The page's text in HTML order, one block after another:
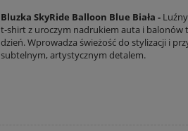
Bluzka SkyRide Balloon Blue Biała -
t-shirt z uroczym nadrukiem auta i balonów
dzień. Wprowadza świeżość do stylizacji i
subtelnym, artystycznym detalem.